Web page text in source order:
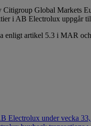
Citigroup Global Markets
i AB Electrolux uppgår
enligt artikel 5.3 i MAR
Electrolux under vecka